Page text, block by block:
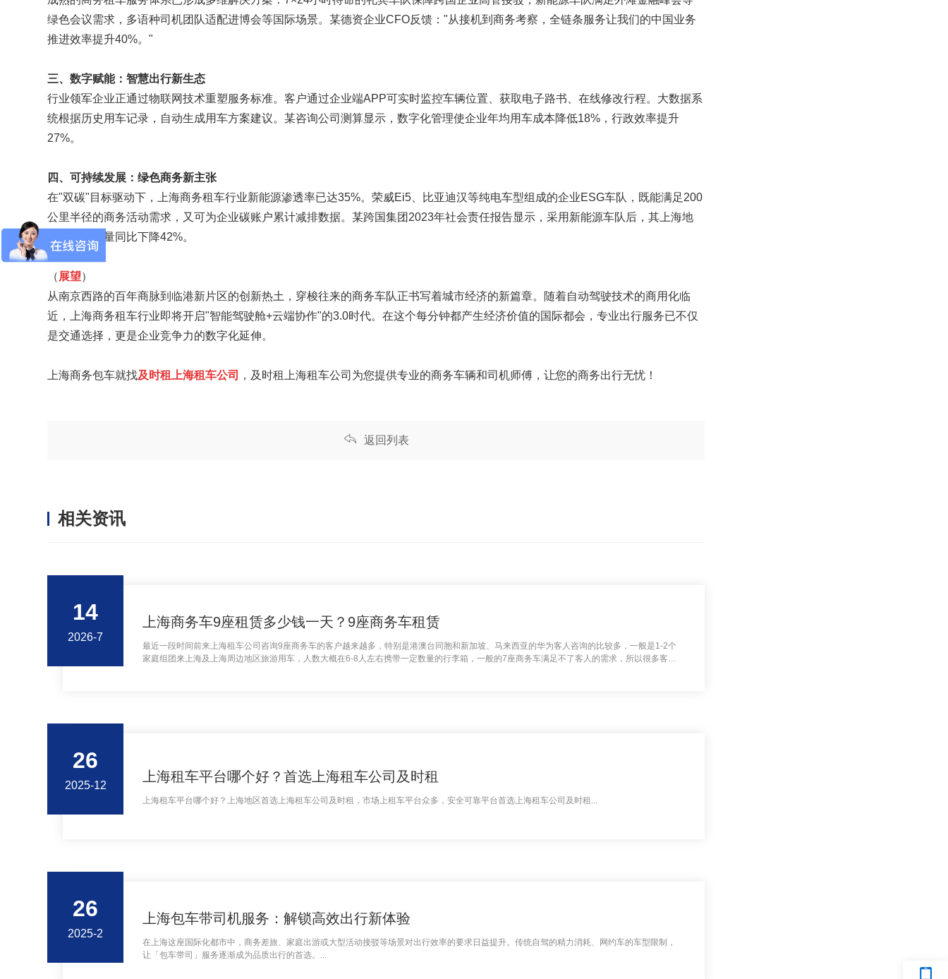
绿色会议需求，多语种司机团队适配进博会等国际场景。某德资企业CFO反馈："从接机到商务考察，全链条服务让我们的中国业务
推进效率提升40%。"
三、数字赋能：智慧出行新生态
行业领军企业正通过物联网技术重塑服务标准。客户通过企业端APP可实时监控车辆位置、获取电子路书、在线修改行程。大数据系
统根据历史用车记录，自动生成用车方案建议。某咨询公司测算显示，数字化管理使企业年均用车成本降低18%，行政效率提升
27%。
四、可持续发展：绿色商务新主张
在"双碳"目标驱动下，上海商务租车行业新能源渗透率已达35%。荣威Ei5、比亚迪汉等纯电车型组成的企业ESG车队，既能满足200
公里半径的商务活动需求，又可为企业碳账户累计减排数据。某跨国集团2023年社会责任报告显示，采用新能源车队后，其上海地
区交通碳排量同比下降42%。
（ 展望）
从南京西路的百年商脉到临港新片区的创新热土，穿梭往来的商务车队正书写着城市经济的新篇章。随着自动驾驶技术的商用化临
近，
上海商务租车行业即将开启"智能驾驶舱+云端协作"的3.0时代。在这个每分钟都产生经济价值的国际都会，专业出行服务已不仅
是交通选择，更是企业竞争力的数字化延伸。
上海商务包车就找及时租上海租车公司 ，及时租上海租车公司为您提供专业的商务车辆和司机师傅，让您的商务出行无忧！
返回列表
相关资讯
14
2026-7
上海商务车9座租赁多少钱一天？9座商务车租赁
最近一段时间前来上海租车公司咨询9座商务车的客户越来越多，特别是港澳台同胞和新加坡、马来西亚的华为客人咨询的比较多，一般是1-2个
家庭组团来上海及上海周边地区旅游用车，人数大概在6-8人左右携带一定数量的行李箱，一般的7座商务车满足不了客人的需求，所以很多客人
26
2025-12
上海租车平台哪个好？首选上海租车公司及时租
上海租车平台哪个好？上海地区首选上海租车公司及时租，市场上租车平台众多，安全可靠平台首选上海租车公司及时租...
26
2025-2
上海包车带司机服务：解锁高效出行新体验
在上海这座国际化都市中，商务差旅、家庭出游或大型活动接驳等场景对出行效率的要求日益提升。传统自驾的精力消耗、网约车的车型限制，
让‌「包车带司」‌服务逐渐成为品质出行的首选。...